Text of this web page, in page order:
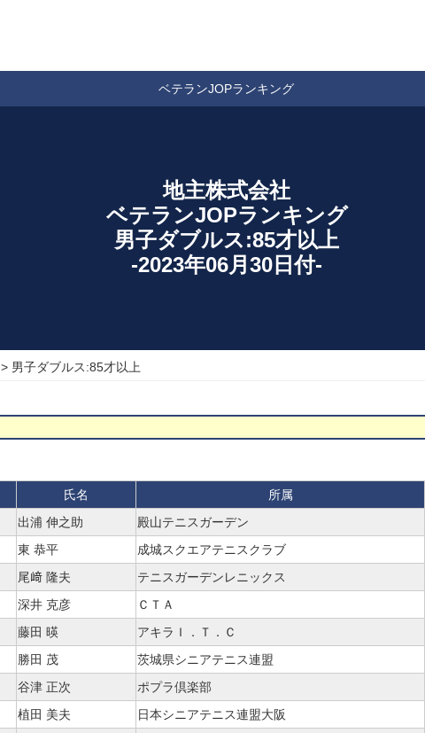
ベテランJOPランキング
地主株式会社
ベテランJOPランキング
男子ダブルス:85才以上
-2023年06月30日付-
> 男子ダブルス:85才以上
氏名 所属
出浦 伸之助 殿山テニスガーデン
東 恭平 成城スクエアテニスクラブ
尾﨑 隆夫 テニスガーデンレニックス
深井 克彦 ＣＴＡ
藤田 暎 アキラＩ．Ｔ．Ｃ
勝田 茂 茨城県シニアテニス連盟
谷津 正次 ポプラ倶楽部
植田 美夫 日本シニアテニス連盟大阪